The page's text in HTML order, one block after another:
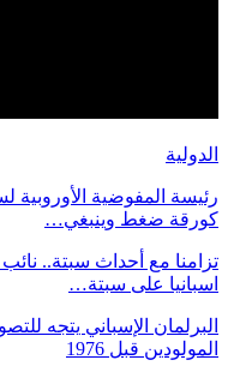
الدولية
رئيسة المفوضية الأوروبية
كورقة ضغط وينبغي…
تزامنا مع أحداث سبتة..
اسبانيا على سبتة…
البرلمان الإسباني يتجه
المولودين قبل 1976